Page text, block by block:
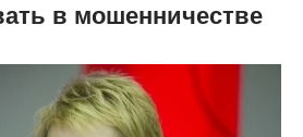
в мошенничестве